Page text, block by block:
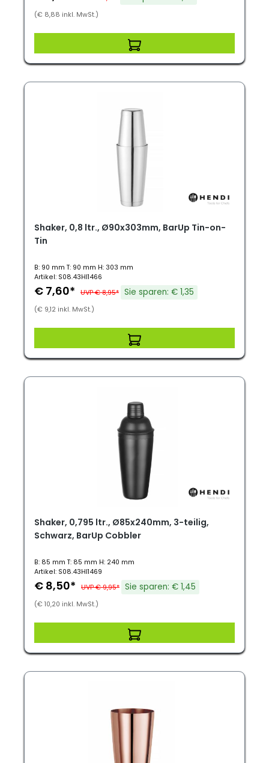
(€ 8,88 inkl. MwSt.)
Shaker, 0,8 ltr., Ø90x303mm, BarUp Tin-on-
Tin
B: 90 mm T: 90 mm H: 303 mm
Artikel: S08.43HI1466
€ 7,60* UVP € 8,95* Sie sparen: € 1,35
(€ 9,12 inkl. MwSt.)
Shaker, 0,795 ltr., Ø85x240mm, 3-teilig,
Schwarz, BarUp Cobbler
B: 85 mm T: 85 mm H: 240 mm
Artikel: S08.43HI1469
€ 8,50* UVP € 9,95* Sie sparen: € 1,45
(€ 10,20 inkl. MwSt.)